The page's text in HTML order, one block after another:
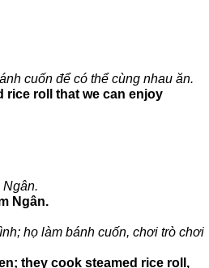
cuốn để có thể cùng nhau ăn.
rice roll that we can enjoy
Ngân.
họ làm bánh cuốn, chơi trò chơi
they cook steamed rice roll,